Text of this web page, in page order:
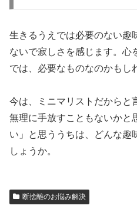
生きるうえでは必要のない趣
ないで寂しさを感じます。心
では、必要なものなのかもし
今は、ミニマリストだからと
無理に手放すこともないかと
い」と思ううちは、どんな趣
しょうか。
断捨離のお悩み解決